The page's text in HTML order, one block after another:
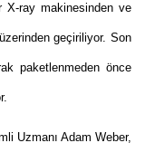
X-ray makinesinden ve
geçiriliyor. Son
paketlenmeden önce
Uzmanı Adam Weber,